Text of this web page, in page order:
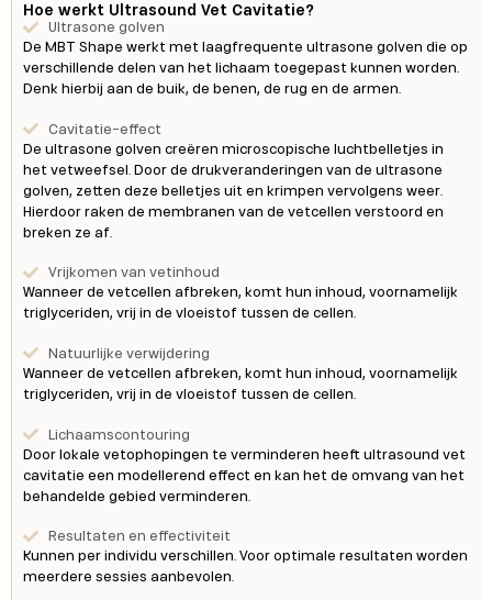
Hoe werkt Ultrasound Vet Cavitatie?
Ultrasone golven
De MBT Shape werkt met laagfrequente ultrasone golven die op
verschillende delen van het lichaam toegepast kunnen worden.
Denk hierbij aan de buik, de benen, de rug en de armen.
Cavitatie-effect
De ultrasone golven creëren microscopische luchtbelletjes in
het vetweefsel. Door de drukveranderingen van de ultrasone
golven, zetten deze belletjes uit en krimpen vervolgens weer.
Hierdoor raken de membranen van de vetcellen verstoord en
breken ze af.
Vrijkomen van vetinhoud
Wanneer de vetcellen afbreken, komt hun inhoud, voornamelijk
triglyceriden, vrij in de vloeistof tussen de cellen.
Natuurlijke verwijdering
Wanneer de vetcellen afbreken, komt hun inhoud, voornamelijk
triglyceriden, vrij in de vloeistof tussen de cellen.
Lichaamscontouring
Door lokale vetophopingen te verminderen heeft ultrasound vet
cavitatie een modellerend effect en kan het de omvang van het
behandelde gebied verminderen.
Resultaten en effectiviteit
Kunnen per individu verschillen. Voor optimale resultaten worden
meerdere sessies aanbevolen.